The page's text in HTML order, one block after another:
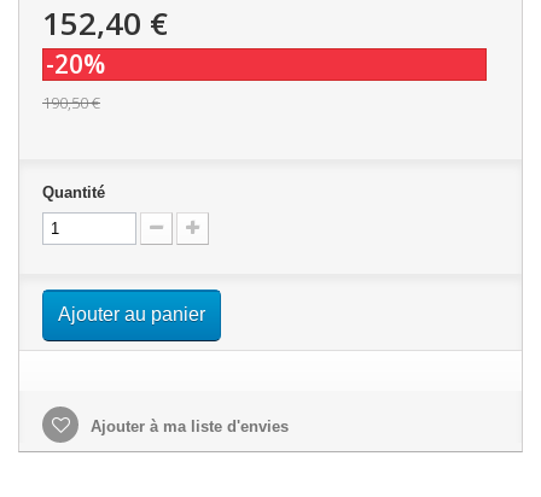
152,40 €
-20%
190,50 €
Quantité
Ajouter au panier
Ajouter à ma liste d'envies